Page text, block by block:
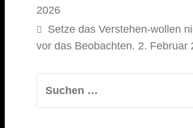
2026
Setze das Verstehen-wollen
vor das Beobachten. 2. Februar
nach: